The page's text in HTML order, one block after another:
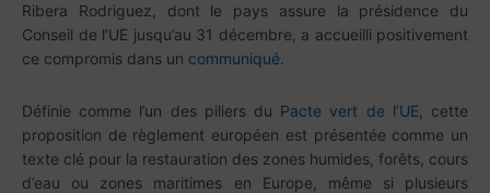
Ribera Rodriguez, dont le pays assure la présidence du
Conseil de l’UE jusqu’au 31 décembre, a accueilli positivement
ce compromis dans un communiqué.
Définie comme l’un des piliers du Pacte vert de l’UE, cette
proposition de règlement européen est présentée comme un
texte clé pour la restauration des zones humides, forêts, cours
d’eau ou zones maritimes en Europe, même si plusieurs